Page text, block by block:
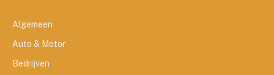
Algemeen
Auto & Motor
Bedrijven